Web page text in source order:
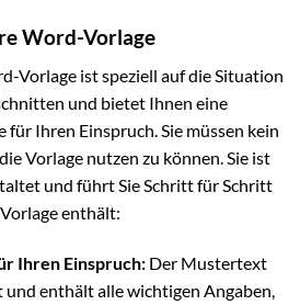
Word-Vorlage
Vorlage ist speziell auf die Situation
und bietet Ihnen eine
Ihren Einspruch. Sie müssen kein
Vorlage nutzen zu können. Sie ist
und führt Sie Schritt für Schritt
enthält:
Ihren Einspruch:Der Mustertext
enthält alle wichtigen Angaben,